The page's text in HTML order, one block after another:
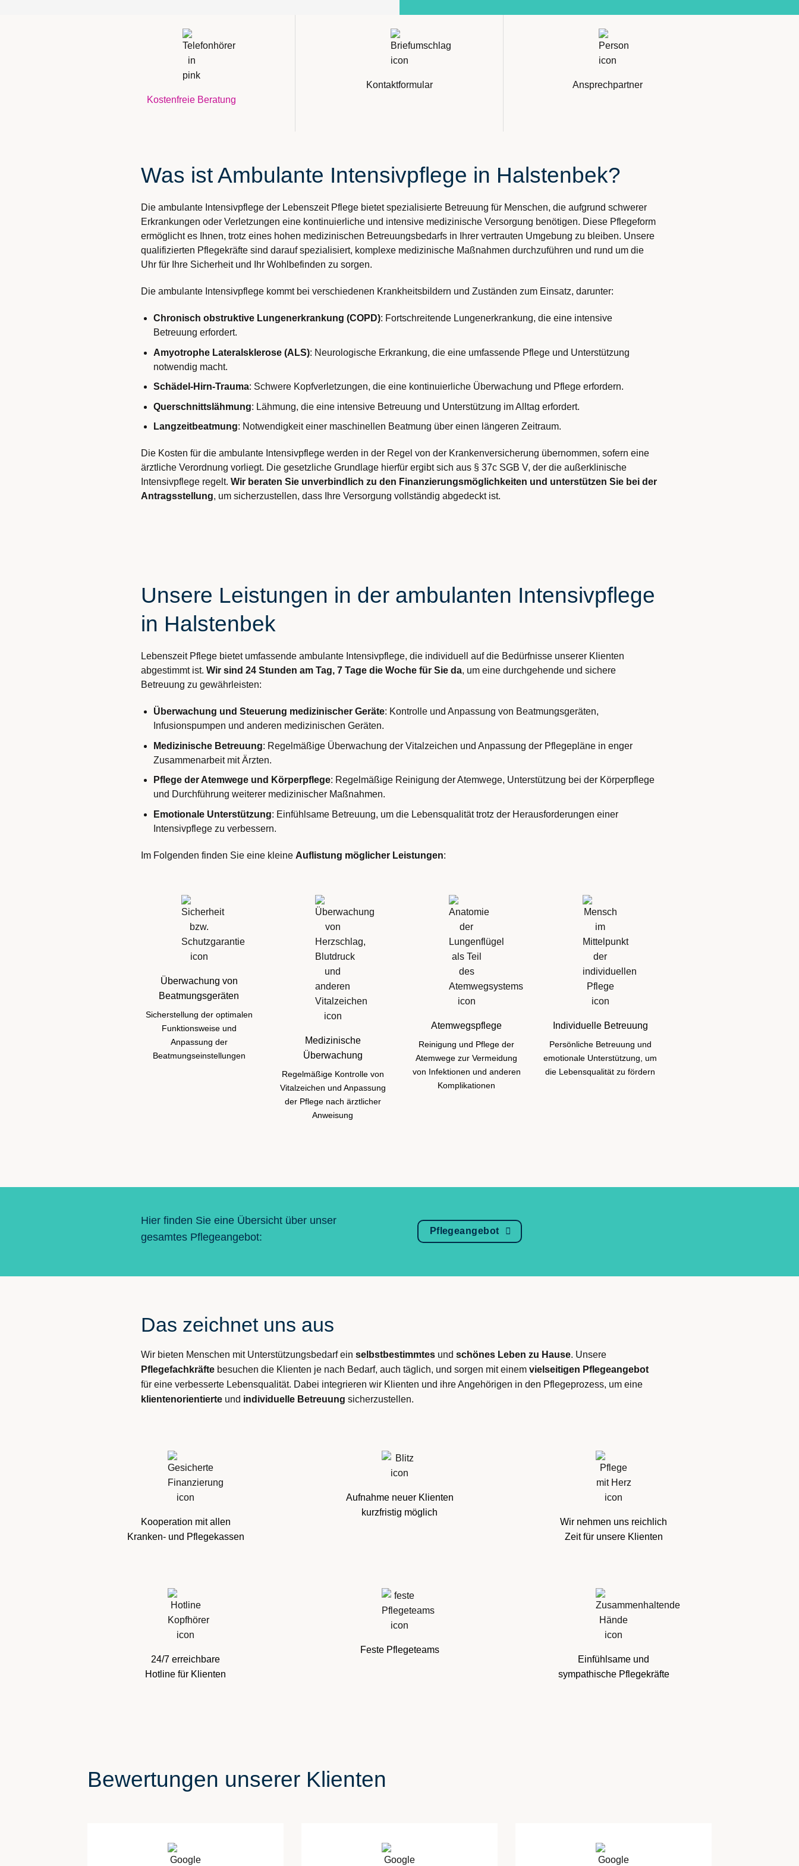
Kostenfreie Beratung
Kontaktformular Ansprechpartner
Was ist Ambulante Intensivpflege in Halstenbek?
Die ambulante Intensivpflege der Lebenszeit Pflege bietet spezialisierte Betreuung für Menschen, die aufgrund schwerer
Erkrankungen oder Verletzungen eine kontinuierliche und intensive medizinische Versorgung benötigen. Diese Pflegeform
ermöglicht es Ihnen, trotz eines hohen medizinischen Betreuungsbedarfs in Ihrer vertrauten Umgebung zu bleiben. Unsere
qualifizierten Pflegekräfte sind darauf spezialisiert, komplexe medizinische Maßnahmen durchzuführen und rund um die
Uhr für Ihre Sicherheit und Ihr Wohlbefinden zu sorgen.
Die ambulante Intensivpflege kommt bei verschiedenen Krankheitsbildern und Zuständen zum Einsatz, darunter:
Chronisch obstruktive Lungenerkrankung (COPD): Fortschreitende Lungenerkrankung, die eine intensive
Betreuung erfordert.
Amyotrophe Lateralsklerose (ALS): Neurologische Erkrankung, die eine umfassende Pflege und Unterstützung
notwendig macht.
Schädel-Hirn-Trauma: Schwere Kopfverletzungen, die eine kontinuierliche Überwachung und Pflege erfordern.
Querschnittslähmung: Lähmung, die eine intensive Betreuung und Unterstützung im Alltag erfordert.
Langzeitbeatmung: Notwendigkeit einer maschinellen Beatmung über einen längeren Zeitraum.
Die Kosten für die ambulante Intensivpflege werden in der Regel von der Krankenversicherung übernommen, sofern eine
ärztliche Verordnung vorliegt. Die gesetzliche Grundlage hierfür ergibt sich aus § 37c SGB V, der die außerklinische
Intensivpflege regelt. Wir beraten Sie unverbindlich zu den Finanzierungsmöglichkeiten und unterstützen Sie bei der
Antragsstellung, um sicherzustellen, dass Ihre Versorgung vollständig abgedeckt ist.
Unsere Leistungen in der ambulanten Intensivpflege
in Halstenbek
Lebenszeit Pflege bietet umfassende ambulante Intensivpflege, die individuell auf die Bedürfnisse unserer Klienten
abgestimmt ist. Wir sind 24 Stunden am Tag, 7 Tage die Woche für Sie da, um eine durchgehende und sichere
Betreuung zu gewährleisten:
Überwachung und Steuerung medizinischer Geräte: Kontrolle und Anpassung von Beatmungsgeräten,
Infusionspumpen und anderen medizinischen Geräten.
Medizinische Betreuung: Regelmäßige Überwachung der Vitalzeichen und Anpassung der Pflegepläne in enger
Zusammenarbeit mit Ärzten.
Pflege der Atemwege und Körperpflege: Regelmäßige Reinigung der Atemwege, Unterstützung bei der Körperpflege
und Durchführung weiterer medizinischer Maßnahmen.
Emotionale Unterstützung: Einfühlsame Betreuung, um die Lebensqualität trotz der Herausforderungen einer
Intensivpflege zu verbessern.
Im Folgenden finden Sie eine kleine Auflistung möglicher Leistungen:
Überwachung von
Beatmungsgeräten
Sicherstellung der optimalen
Funktionsweise und
Anpassung der
Beatmungseinstellungen
Medizinische
Überwachung
Regelmäßige Kontrolle von
Vitalzeichen und Anpassung
der Pflege nach ärztlicher
Anweisung
Atemwegspflege
Reinigung und Pflege der
Atemwege zur Vermeidung
von Infektionen und anderen
Komplikationen
Individuelle Betreuung
Persönliche Betreuung und
emotionale Unterstützung, um
die Lebensqualität zu fördern
Hier finden Sie eine Übersicht über unser
gesamtes Pflegeangebot:
Pflegeangebot
Das zeichnet uns aus
Wir bieten Menschen mit Unterstützungsbedarf ein selbstbestimmtes und schönes Leben zu Hause. Unsere
Pflegefachkräfte besuchen die Klienten je nach Bedarf, auch täglich, und sorgen mit einem vielseitigen Pflegeangebot
für eine verbesserte Lebensqualität. Dabei integrieren wir Klienten und ihre Angehörigen in den Pflegeprozess, um eine
klientenorientierte und individuelle Betreuung sicherzustellen.
Kooperation mit allen
Kranken- und Pflegekassen
Aufnahme neuer Klienten
kurzfristig möglich
Wir nehmen uns reichlich
Zeit für unsere Klienten
24/7 erreichbare
Hotline für Klienten
Feste Pflegeteams
Einfühlsame und
sympathische Pflegekräfte
Bewertungen unserer Klienten